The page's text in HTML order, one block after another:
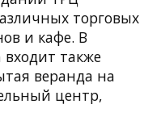
торговых
и кафе. В
входит также
веранда на
центр,